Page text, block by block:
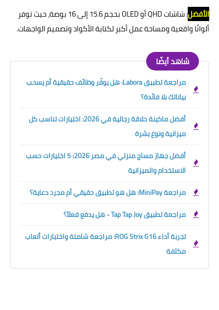
الأفضل
: شاشات QHD أو OLED بحجم 15.6 إلى 16 بوصة، حيث توفر
ألوانًا واقعية ومساحة عمل أكبر لكتابة الأكواد وتصميم الواجهات.
شاهد أيضًا
مراجعة تطبيق Labora: هل يوفّر وظائف حقيقية أم يسحب
بياناتك بلا فائدة؟
أفضل ماكينة حلاقة رجالية في 2026: اختيارات تناسب كل
ميزانية ونوع بشرة
أفضل جهاز مساج منزلي في مصر 2026: 5 اختيارات حسب
الاستخدام والميزانية
مراجعة MiniPay: هل هو تطبيق حقيقي أم مجرد دعاية؟
مراجعة تطبيق Tap Tap Joy - هل يدفع فعلاً؟
تجربة أداء ROG Strix G16: مراجعة شاملة واختبارات ألعاب
مكثفة